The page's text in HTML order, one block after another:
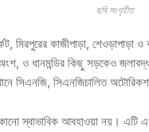
ছবি সংগৃহীত
মিরপুরের কাজীপাড়া,
ও ধানমন্ডির কিছু সড়কেও
সিএনজি, সিএনজিচালিত
স্বাভাবিক আবহাওয়া নয়। এটি